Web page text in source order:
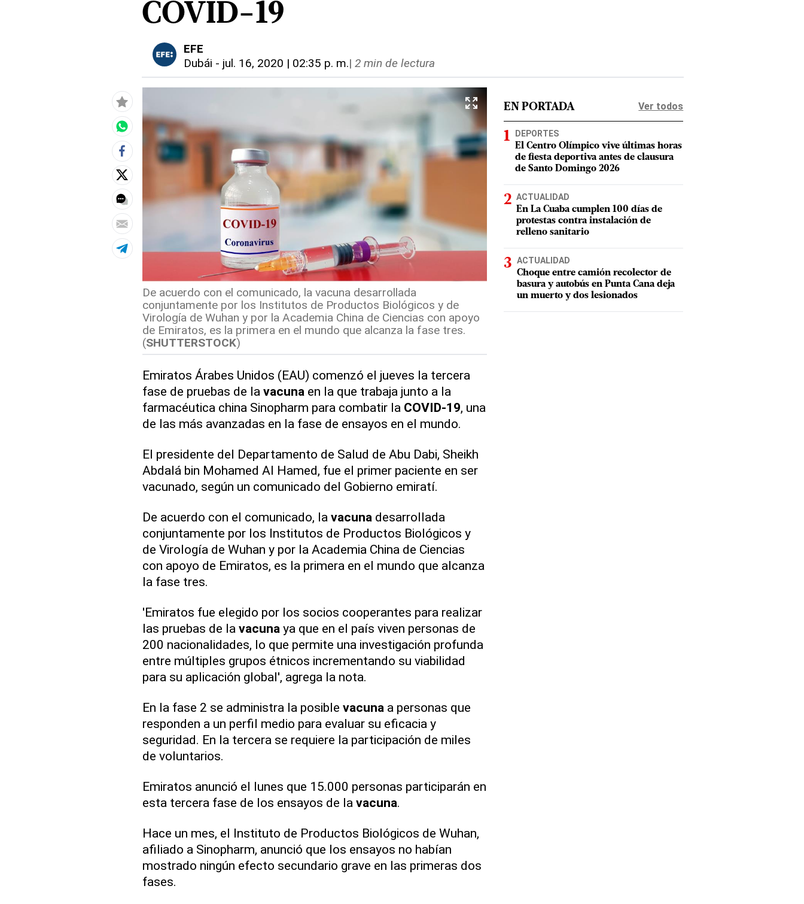
COVID-19
EFE
Dubái - jul. 16, 2020 | 02:35 p. m.| 2 min de lectura
De acuerdo con el comunicado, la vacuna desarrollada
conjuntamente por los Institutos de Productos Biológicos y de
Virología de Wuhan y por la Academia China de Ciencias con apoyo
de Emiratos, es la primera en el mundo que alcanza la fase tres.
(SHUTTERSTOCK)
Emiratos Árabes Unidos (EAU) comenzó el jueves la tercera
fase de pruebas de la vacunaen la que trabaja junto a la
farmacéutica china Sinopharm para combatir la COVID-19, una
de las más avanzadas en la fase de ensayos en el mundo.
El presidente del Departamento de Salud de Abu Dabi, Sheikh
Abdalá bin Mohamed Al Hamed, fue el primer paciente en ser
vacunado, según un comunicado del Gobierno emiratí.
De acuerdo con el comunicado, la vacunadesarrollada
conjuntamente por los Institutos de Productos Biológicos y
de Virología de Wuhan y por la Academia China de Ciencias
con apoyo de Emiratos, es la primera en el mundo que alcanza
la fase tres.
'Emiratos fue elegido por los socios cooperantes para realizar
las pruebas de la vacunaya que en el país viven personas de
200 nacionalidades, lo que permite una investigación profunda
entre múltiples grupos étnicos incrementando su viabilidad
para su aplicación global', agrega la nota.
En la fase 2 se administra la posible vacunaa personas que
responden a un perfil medio para evaluar su eficacia y
seguridad. En la tercera se requiere la participación de miles
de voluntarios.
Emiratos anunció el lunes que 15.000 personas participarán en
esta tercera fase de los ensayos de la vacuna.
Hace un mes, el Instituto de Productos Biológicos de Wuhan,
afiliado a Sinopharm, anunció que los ensayos no habían
mostrado ningún efecto secundario grave en las primeras dos
fases.
EN PORTADA Ver todos
DEPORTES
El Centro Olímpico vive últimas horas
de fiesta deportiva antes de clausura
de Santo Domingo 2026
ACTUALIDAD
En La Cuaba cumplen 100 días de
protestas contra instalación de
relleno sanitario
ACTUALIDAD
Choque entre camión recolector de
basura y autobús en Punta Cana deja
un muerto y dos lesionados